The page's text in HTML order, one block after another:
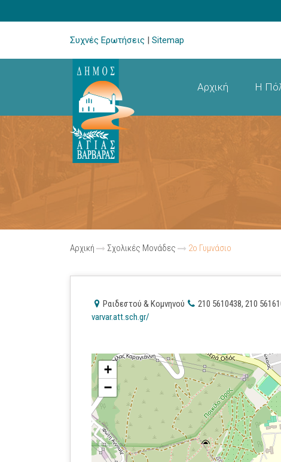
Συχνές Ερωτήσεις | Sitemap
Αρχική Η
Αρχική Σχολικές Μονάδες 2ο Γυμνάσιο
Ραιδεστού & Κομνηνού 210 5610438, 210
varvar.att.sch.gr/
+
−